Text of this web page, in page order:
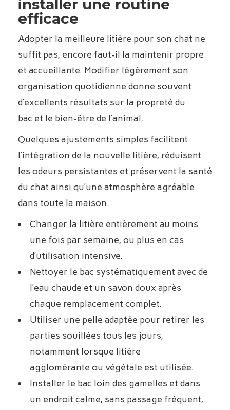
installer une routine
efficace
Adopter la meilleure litière pour son chat ne
suffit pas, encore faut-il la maintenir propre
et accueillante. Modifier légèrement son
organisation quotidienne donne souvent
d’excellents résultats sur la propreté du
bac et le bien-être de l’animal.
Quelques ajustements simples facilitent
l’intégration de la nouvelle litière, réduisent
les odeurs persistantes et préservent la santé
du chat ainsi qu’une atmosphère agréable
dans toute la maison.
Changer la litière entièrement au moins
une fois par semaine, ou plus en cas
d’utilisation intensive.
Nettoyer le bac systématiquement avec de
l’eau chaude et un savon doux après
chaque remplacement complet.
Utiliser une pelle adaptée pour retirer les
parties souillées tous les jours,
notamment lorsque litière
agglomérante ou végétale est utilisée.
Installer le bac loin des gamelles et dans
un endroit calme, sans passage fréquent,